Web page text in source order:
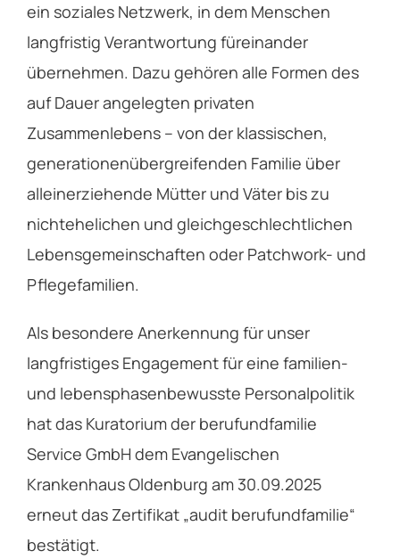
ein soziales Netzwerk, in dem Menschen
langfristig Verantwortung füreinander
übernehmen. Dazu gehören alle Formen des
auf Dauer angelegten privaten
Zusammenlebens – von der klassischen,
generationenübergreifenden Familie über
alleinerziehende Mütter und Väter bis zu
nichtehelichen und gleichgeschlechtlichen
Lebensgemeinschaften oder Patchwork- und
Pflegefamilien.
Als besondere Anerkennung für unser
langfristiges Engagement für eine familien-
und lebensphasenbewusste Personalpolitik
hat das Kuratorium der berufundfamilie
Service GmbH dem Evangelischen
Krankenhaus Oldenburg am 30.09.2025
erneut das Zertifikat „audit berufundfamilie“
bestätigt.